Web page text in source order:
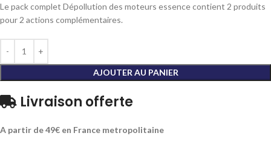
Le pack complet Dépollution des moteurs essence contient 2 produits
pour 2 actions complémentaires.
AJOUTER AU PANIER
Livraison offerte
A partir de 49€ en France metropolitaine